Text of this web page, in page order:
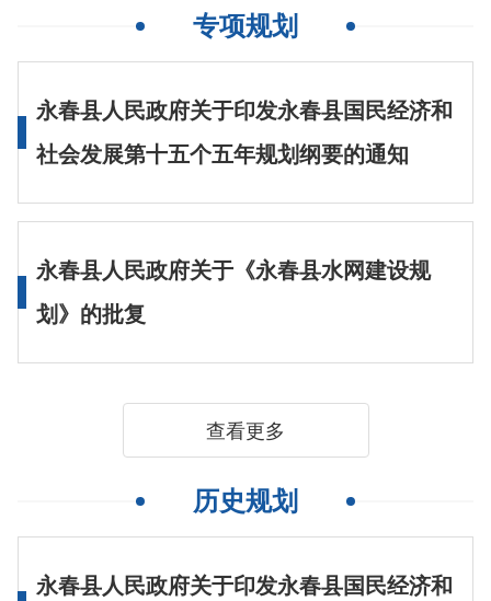
专项规划
永春县人民政府关于印发永春县国民经济和
社会发展第十五个五年规划纲要的通知
永春县人民政府关于《永春县水网建设规
划》的批复
查看更多
历史规划
永春县人民政府关于印发永春县国民经济和